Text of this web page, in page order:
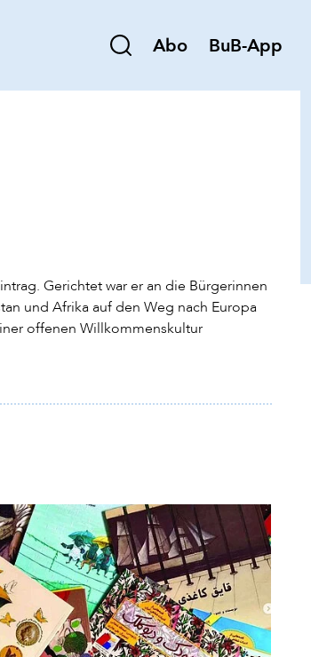
Abo BuB-App
Gerichtet war er an die Bürgerinnen
und Afrika auf den Weg nach Europa
offenen Willkommenskultur